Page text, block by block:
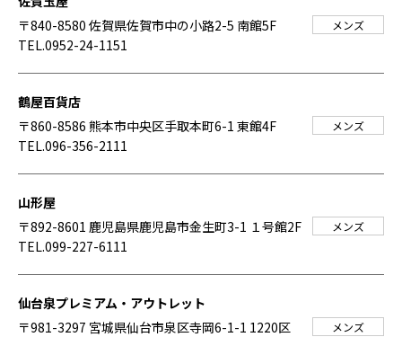
〒840-8580 佐賀県佐賀市中の小路2-5 南館5F
TEL.0952-24-1151
メンズ
鶴屋百貨店
〒860-8586 熊本市中央区手取本町6-1 東館4F
TEL.096-356-2111
メンズ
山形屋
〒892-8601 鹿児島県鹿児島市金生町3-1 １号館2F
TEL.099-227-6111
メンズ
仙台泉プレミアム・アウトレット
〒981-3297 宮城県仙台市泉区寺岡6-1-1 1220区
メンズ